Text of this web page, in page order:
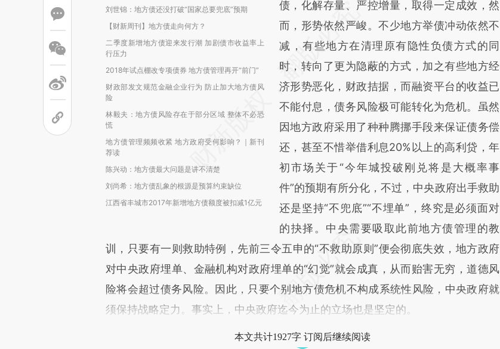
刘世锦：地方债还没打破“国家总要兜底”预期
【财新周刊】地方债走向何方？
二季度新增地方债迎来发行潮 加剧债市收益率上
行压力
2018年试点棚改专项债券 地方债管理再开“前门”
财政部发文规范金融企业行为 防止加大地方债风
险
林毅夫：地方债风险存在于部分区域 整体不必恐
慌
地方债管理频频收紧 地方政府受何影响？｜新刊
荐读
陈兴动：地方债最大问题是讲不清楚
刘尚希：地方债乱象的根源是预算约束缺位
江西省丰城市2017年新增地方债额度被扣减1亿元
债，化解存量、严控增量，取得一定成效，然
而，形势依然严峻。不少地方举债冲动依然不
减，有些地方在清理原有隐性负债方式的同
时，转向了更为隐蔽的方式，加之有些地方经
济形势恶化，财政拮据，而融资平台的收益已
不能付息，债务风险极可能转化为危机。虽然
因地方政府采用了种种腾挪手段来保证债务偿
还，甚至不惜举借利息20%以上的高利贷，年
初市场关于“今年城投破刚兑将是大概率事
件”的预期有所分化，不过，中央政府出手救助
还是坚持“不兜底”“不埋单”，终究是必须面对
的抉择。中央需要吸取此前地方债管理的教
训，只要有一则救助特例，先前三令五申的“不救助原则”便会彻底失效，地方政府
对中央政府埋单、金融机构对政府埋单的“幻觉”就会成真，从而贻害无穷，道德风
险将会超过债务风险。因此，只要个别地方债危机不构成系统性风险，中央政府就
须保持战略定力。事实上，中央政府迄今为止的立场也是坚定的。
本文共计1927字 订阅后继续阅读